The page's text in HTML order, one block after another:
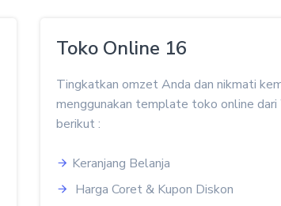
Toko Online 16
Tingkatkan omzet Anda dan nikmati
menggunakan template toko online
berikut :
Keranjang Belanja
Harga Coret & Kupon Diskon